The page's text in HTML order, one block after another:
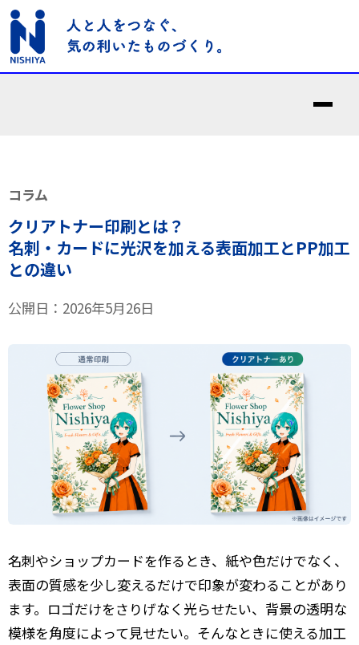
コラム
クリアトナー印刷とは？
名刺・カードに光沢を加える表面加工とPP加工
との違い
公開日：2026年5月26日
名刺やショップカードを作るとき、紙や色だけでなく、
表面の質感を少し変えるだけで印象が変わることがあり
ます。ロゴだけをさりげなく光らせたい、背景の透明な
模様を角度によって見せたい。そんなときに使える加工